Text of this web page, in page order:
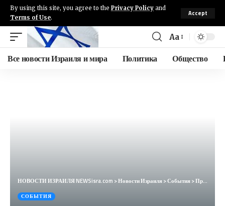
By using this site, you agree to the Privacy Policy and
Terms of Use.
Accept
Aa
Все новости Израиля и мира Политика Общество
НОВОСТИ ИЗРАИЛЯ NEWSisra.com >Новости Израиля>События>Пресс-служба ЦАХАЛа: — Бойцы ЦАХАЛа продолжают разрушать террористическую инфраструктуру ХАМАС в цен
СОБЫТИЯ